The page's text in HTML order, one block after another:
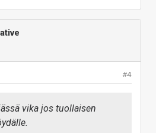
#4
vika jos tuollaisen